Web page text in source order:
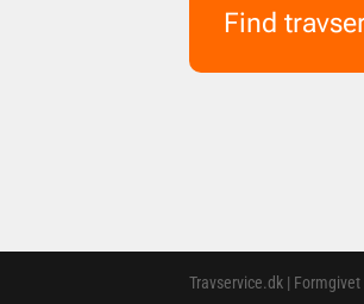
Find
Travservice.dk |